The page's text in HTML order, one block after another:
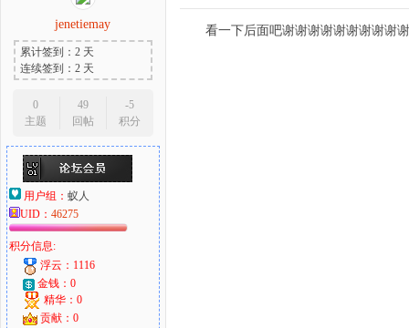
jenetiemay
累计签到：2 天
连续签到：2 天
0
主题
49
回帖
-5
积分
用户组： 蚁人
UID： 46275
积分信息:
浮云：1116
金钱：0
精华：0
贡献：0
看一下后面吧谢谢谢谢谢谢谢谢谢谢